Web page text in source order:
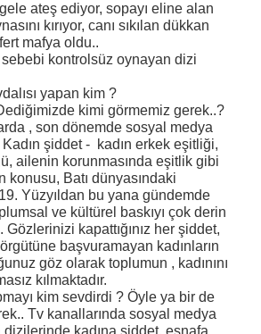
ateş ediyor, sopayı eline alan
kırıyor, canı sıkılan dükkan
mafya oldu..
kontrolsüz oynayan dizi
yapan kim ?
kimi görmemiz gerek..?
, son dönemde sosyal medya
şiddet - kadın erkek eşitliği,
ailenin korunmasında eşitlik gibi
konusu, Batı dünyasındaki
Yüzyıldan bu yana gündemde
ve kültürel baskıyı çok derin
kapattığınız her şiddet,
başvuramayan kadınların
göz olarak toplumun , kadınını
kılmaktadır.
kim sevdirdi ? Öyle ya bir de
Tv kanallarında sosyal medya